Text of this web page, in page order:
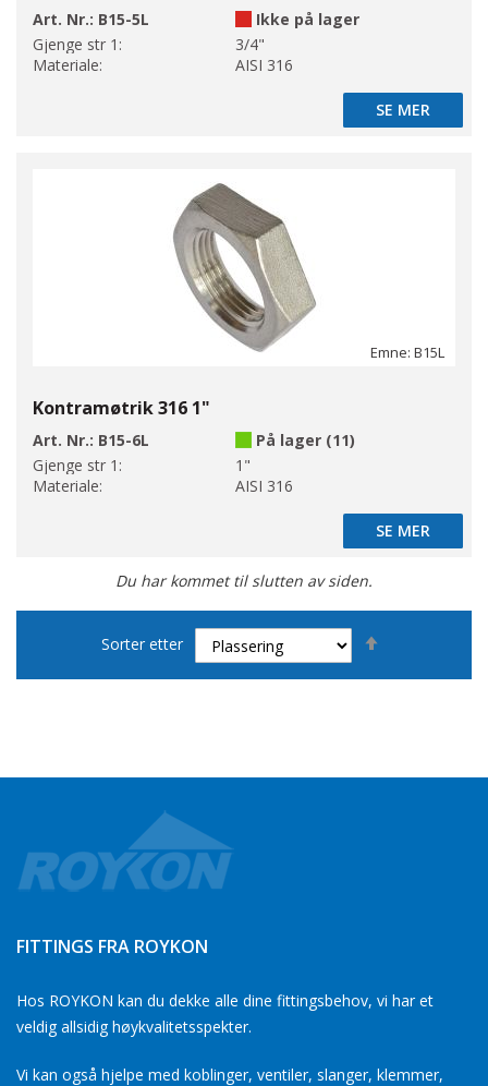
Art. Nr.: B15-5L
Ikke på lager
Gjenge str 1:
3/4"
Materiale:
AISI 316
SE MER
SE MER
Emne: B15L
Kontramøtrik 316 1"
Art. Nr.: B15-6L
På lager (11)
Gjenge str 1:
1"
Materiale:
AISI 316
SE MER
SE MER
Du har kommet til slutten av siden.
Sorter etter
FITTINGS FRA ROYKON
Hos ROYKON kan du dekke alle dine fittingsbehov, vi har et
veldig allsidig høykvalitetsspekter.
Vi kan også hjelpe med koblinger, ventiler, slanger, klemmer,